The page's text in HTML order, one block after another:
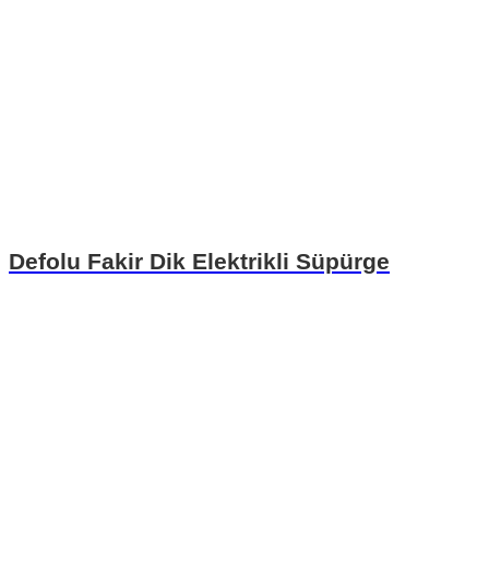
Defolu Fakir Dik Elektrikli Süpürge